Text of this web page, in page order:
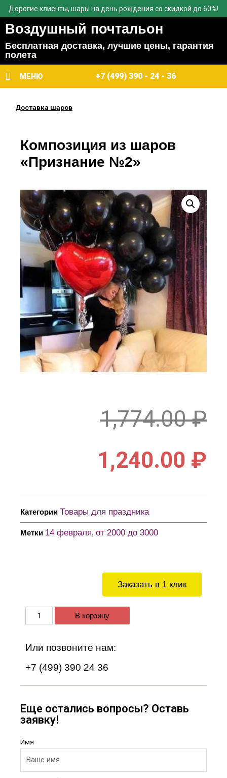
Дорогие клиенты, шары на день рождения со скидкой до 60%!
Воздушный почтальон
Бесплатная доставка, лучшие цены, гарантия
полета
МЕНЮ +7 (499) 390 - 24 - 36
Доставка шаров
Заказать в 1 клик
В корзину
Или позвоните нам:
+7 (499) 390 24 36
Еще остались вопросы? Оставь
заявку!
Имя
Композиция из шаров
«Признание №2»
1,774.00₽
1,240.00 ₽
Категории Товары для праздника
Метки 14 февраля, от 2000 до 3000